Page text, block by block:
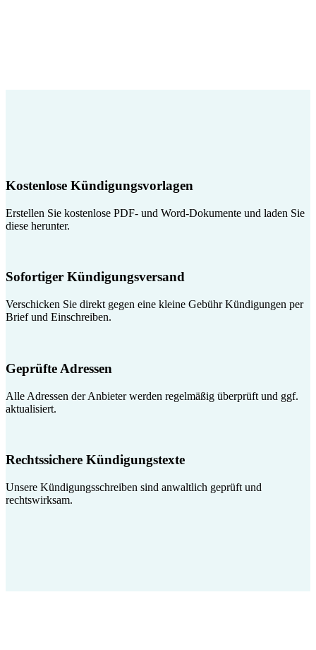
Kostenlose Kündigungsvorlagen
Erstellen Sie kostenlose PDF- und Word-Dokumente und laden Sie
diese herunter.
Sofortiger Kündigungsversand
Verschicken Sie direkt gegen eine kleine Gebühr Kündigungen per
Brief und Einschreiben.
Geprüfte Adressen
Alle Adressen der Anbieter werden regelmäßig überprüft und ggf.
aktualisiert.
Rechtssichere Kündigungstexte
Unsere Kündigungsschreiben sind anwaltlich geprüft und
rechtswirksam.